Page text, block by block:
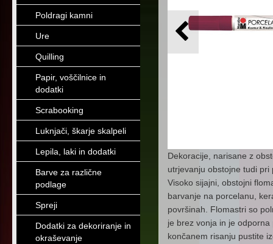
Poldragi kamni
Ure
Quilling
Papir, voščilnice in
dodatki
Scrabooking
Luknjači, škarje skalpeli
Lepila, laki in dodatki
Barve za različne
podlage
Spreji
Dodatki za dekoriranje in
okraševanje
Dekoracije, narisane z
utrjevanju obstojne tudi
Visoko sijajni, obstojni
barvanje na porcelanu,
površinah. Flomastri so
je brez vonja in je
končanem risanju pustite